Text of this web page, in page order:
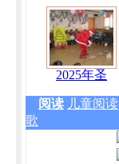
2025年圣
阅读 儿童阅读
歌